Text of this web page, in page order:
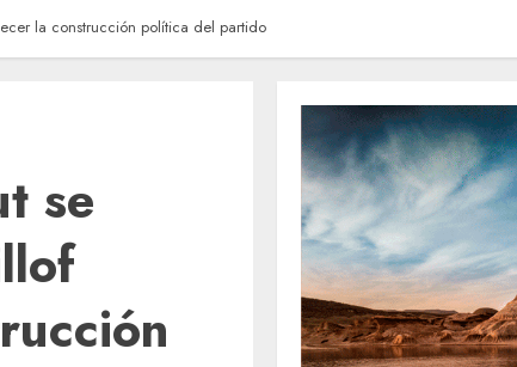
la construcción política del partido
se